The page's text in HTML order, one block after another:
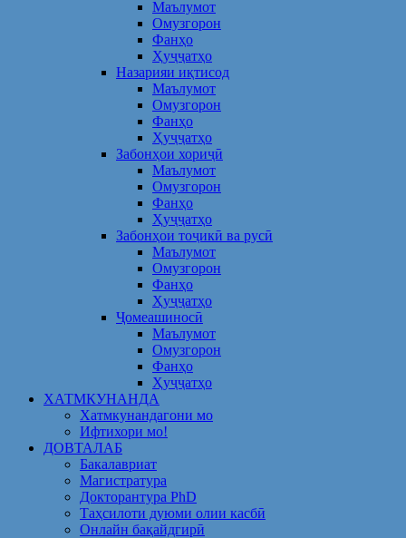
Маълумот
Омузгорон
Фанҳо
Ҳуҷҷатҳо
Назарияи иқтисод
Маълумот
Омузгорон
Фанҳо
Ҳуҷҷатҳо
Забонҳои хориҷӣ
Маълумот
Омузгорон
Фанҳо
Ҳуҷҷатҳо
Забонҳои тоҷикӣ ва русӣ
Маълумот
Омузгорон
Фанҳо
Ҳуҷҷатҳо
Ҷомеашиносӣ
Маълумот
Омузгорон
Фанҳо
Ҳуҷҷатҳо
ХАТМКУНАНДА
Хатмкунандагони мо
Ифтихори мо!
ДОВТАЛАБ
Бакалавриат
Магистратура
Докторантура PhD
Таҳсилоти дуюми олии касбӣ
Онлайн бақайдгирӣ